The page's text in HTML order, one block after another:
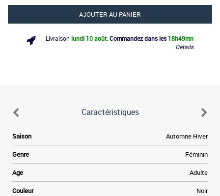
AJOUTER AU PANIER
Livraison lundi 10 août Commandez dans les 18h49mn
Détails
Caractéristiques
Saison Automne Hiver
Genre Féminin
Age Adulte
Couleur Noir